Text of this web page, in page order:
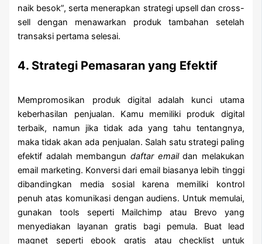
naik besok”, serta menerapkan strategi upsell dan cross-
sell dengan menawarkan produk tambahan setelah
transaksi pertama selesai.
4. Strategi Pemasaran yang Efektif
Mempromosikan produk digital adalah kunci utama
keberhasilan penjualan. Kamu memiliki produk digital
terbaik, namun jika tidak ada yang tahu tentangnya,
maka tidak akan ada penjualan. Salah satu strategi paling
efektif adalah membangun daftar emaildan melakukan
email marketing. Konversi dari email biasanya lebih tinggi
dibandingkan media sosial karena memiliki kontrol
penuh atas komunikasi dengan audiens. Untuk memulai,
gunakan tools seperti Mailchimp atau Brevo yang
menyediakan layanan gratis bagi pemula. Buat lead
magnet seperti ebook gratis atau checklist untuk